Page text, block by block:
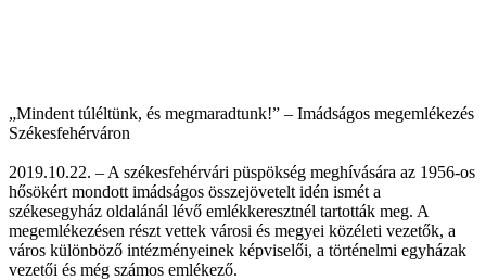
„Mindent túléltünk, és megmaradtunk!” – Imádságos megemlékezés
Székesfehérváron
2019.10.22. – A székesfehérvári püspökség meghívására az 1956-os
hősökért mondott imádságos összejövetelt idén ismét a
székesegyház oldalánál lévő emlékkeresztnél tartották meg. A
megemlékezésen részt vettek városi és megyei közéleti vezetők, a
város különböző intézményeinek képviselői, a történelmi egyházak
vezetői és még számos emlékező.